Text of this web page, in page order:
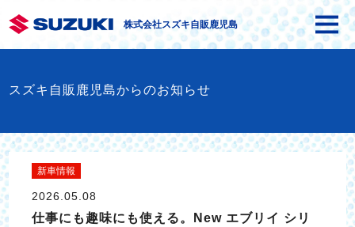
株式会社スズキ自販鹿児島
スズキ自販鹿児島からのお知らせ
新車情報
2026.05.08
仕事にも趣味にも使える。New エブリイ シリ